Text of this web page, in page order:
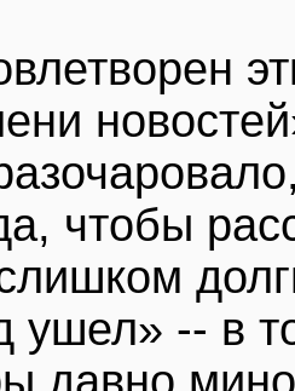
чтобы
ушел» -- в